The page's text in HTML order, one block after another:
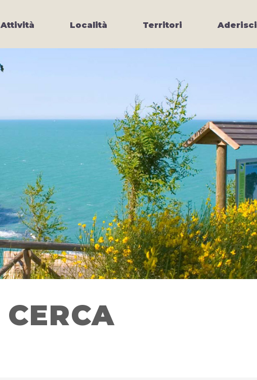
Attività Località Territori Aderisci
CERCA